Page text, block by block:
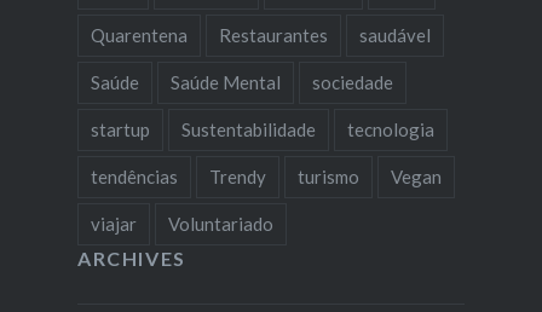
Quarentena Restaurantes saudável
Saúde Saúde Mental sociedade
startup Sustentabilidade tecnologia
tendências Trendy turismo Vegan
viajar Voluntariado
ARCHIVES